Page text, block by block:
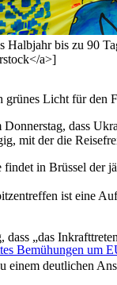
Halbjahr bis zu 90
a>]
grünes Licht für
dass
mit der die
in Brüssel der
ist eine
Bemühungen um
„das
einem deutlichen